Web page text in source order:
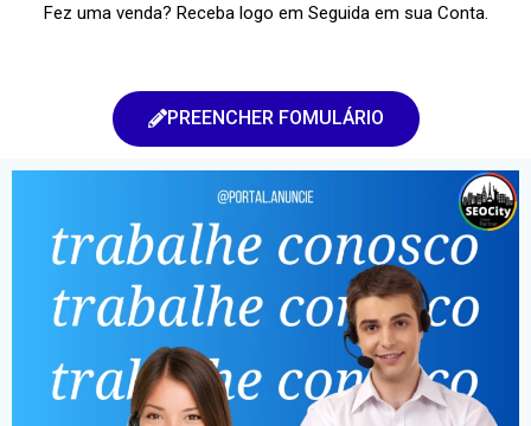
Fez uma venda? Receba logo em Seguida em sua Conta.
PREENCHER FOMULÁRIO